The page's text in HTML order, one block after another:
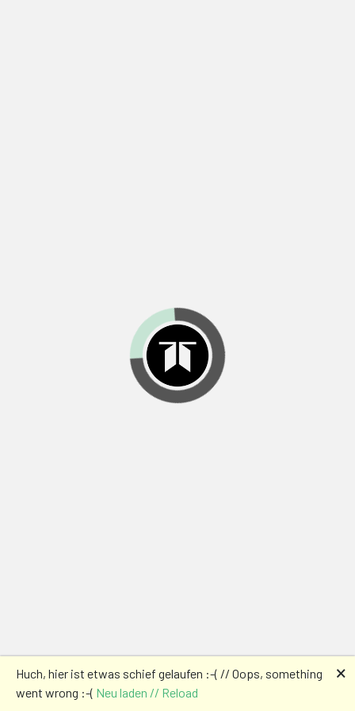
Huch, hier ist etwas schief gelaufen :-( // Oops, something
went wrong :-( Neu laden // Reload
🗙